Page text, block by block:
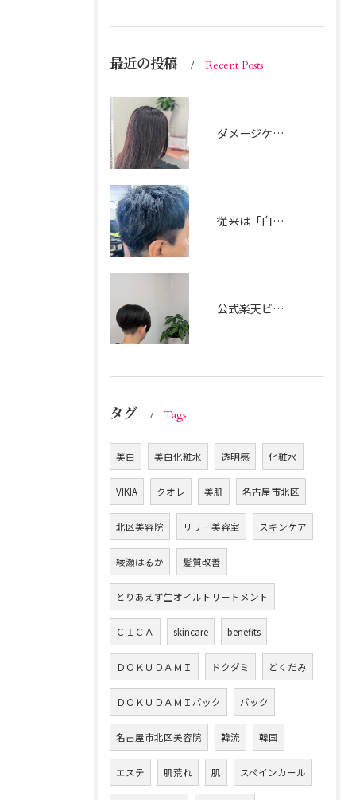
最近の投稿 Recent Posts
ダメージケアは楽天ビューティー限定メニューにおまかせ。
従来は「白髪染め」で真っ黒に隠すのが一般的でしたが、
公式楽天ビューティー 楽天ポイントを貯めたり使ったりして、 ご家族でのご利用も可能です。
タグ Tags
美白 美白化粧水 透明感 化粧水
VIKIA クオレ 美肌 名古屋市北区
北区美容院 リリー美容室 スキンケア
綾瀬はるか 髪質改善
とりあえず生オイルトリートメント
ＣＩＣＡ skincare benefits
ＤＯＫＵＤＡＭＩ ドクダミ どくだみ
ＤＯＫＵＤＡＭＩパック パック
名古屋市北区美容院 韓流 韓国
エステ 肌荒れ 肌 スペインカール